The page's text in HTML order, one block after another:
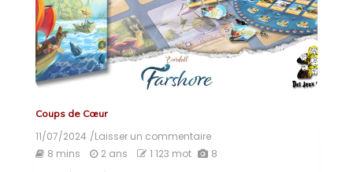
Coups de Cœur
11/07/2024 /Laisser un commentaireon
Everdell
8 mins 2 ans 1 123 mot 8